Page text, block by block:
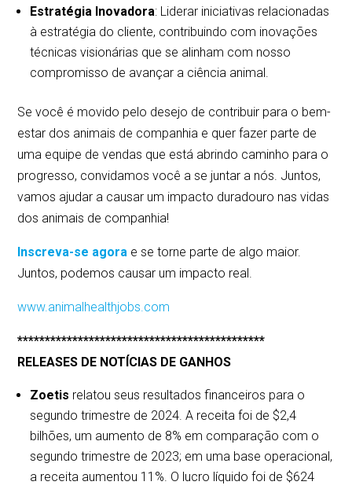
Estratégia Inovadora: Liderar iniciativas relacionadas
à estratégia do cliente, contribuindo com inovações
técnicas visionárias que se alinham com nosso
compromisso de avançar a ciência animal.
Se você é movido pelo desejo de contribuir para o bem-
estar dos animais de companhia e quer fazer parte de
uma equipe de vendas que está abrindo caminho para o
progresso, convidamos você a se juntar a nós. Juntos,
vamos ajudar a causar um impacto duradouro nas vidas
dos animais de companhia!
Inscreva-se agora e se torne parte de algo maior.
Juntos, podemos causar um impacto real.
www.animalhealthjobs.com
*********************************************
RELEASES DE NOTÍCIAS DE GANHOS
Zoetis relatou seus resultados financeiros para o
segundo trimestre de 2024. A receita foi de $2,4
bilhões, um aumento de 8% em comparação com o
segundo trimestre de 2023; em uma base operacional,
a receita aumentou 11%. O lucro líquido foi de $624